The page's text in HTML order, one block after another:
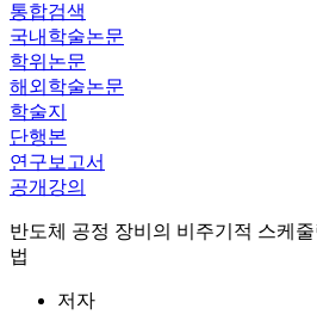
통합검색
국내학술논문
학위논문
해외학술논문
학술지
단행본
연구보고서
공개강의
반도체 공정 장비의 비주기적 스케
법
저자